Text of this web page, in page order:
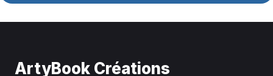
ArtyBook Créations